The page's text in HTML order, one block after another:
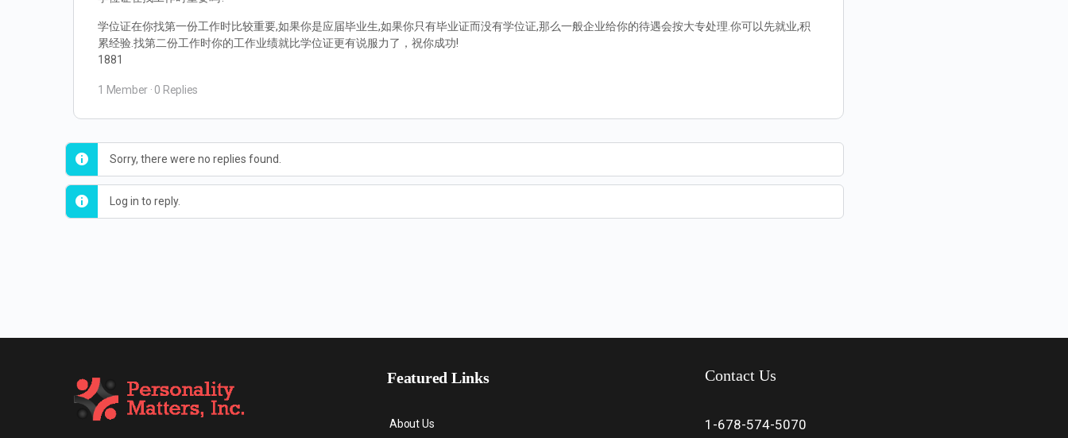
学位证在你找第一份工作时比较重要,如果你是应届毕业生,如果你只有毕业证而没有学位证,那么一般企业给你的待遇会按大专处理.你可以先就业,积
累经验.找第二份工作时你的工作业绩就比学位证更有说服力了，祝你成功!
1881
1 Member · 0 Replies
Sorry, there were no replies found.
Log in to reply.
Featured Links
About Us
Contact Us
1-678-574-5070